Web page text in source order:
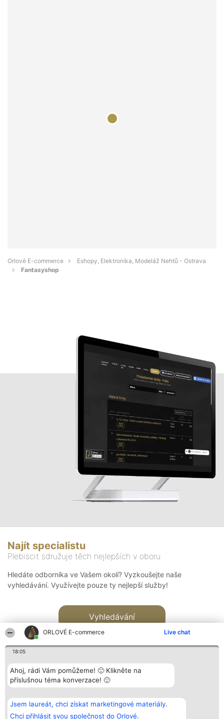
ORLOVÉ E-commerce Live chat
18:05
Ahoj, rádi Vám pomůžeme! 🙂 Klikněte na
příslušnou téma konverzace! 🙂
Jsem laureát, chci získat marketingové materiály.
Chci přihlásit svou společnost do Orlové.
Orlové E-commerce
Eshopy, Elektronika, Modeláž Nehtů - Ostrava
Fantasyshop
Najít specialistu
Plebiscit sdružuje těch nejlepších v oboru
Hledáte odborníka ve Vašem okolí? Vyzkoušejte naše
vyhledávání. Využívejte pouze ty nejlepší služby!
Vyhledávání
Bright Side Solutions sp. z o.
o. sp. k.
ul. Ruska 22
Vítězové
Seznam všech
laureátů
Kontakt